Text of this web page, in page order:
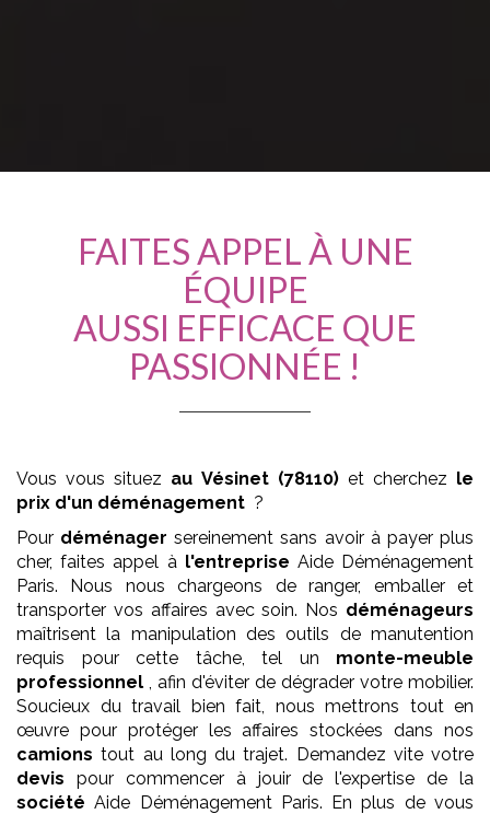
FAITES APPEL À UNE
ÉQUIPE
AUSSI EFFICACE QUE
PASSIONNÉE !
Vous vous situez au Vésinet (78110) et cherchez le
prix d'un déménagement ?
Pour déménager sereinement sans avoir à payer plus
cher, faites appel à l'entreprise Aide Déménagement
Paris. Nous nous chargeons de ranger, emballer et
transporter vos affaires avec soin. Nos déménageurs
maîtrisent la manipulation des outils de manutention
requis pour cette tâche, tel un monte-meuble
professionnel , afin d'éviter de dégrader votre mobilier.
Soucieux du travail bien fait, nous mettrons tout en
œuvre pour protéger les affaires stockées dans nos
camions tout au long du trajet. Demandez vite votre
devis pour commencer à jouir de l'expertise de la
société Aide Déménagement Paris. En plus de vous